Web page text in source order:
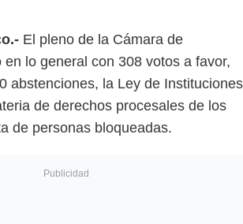
El pleno de la Cámara de
en lo general con 308 votos a favor,
abstenciones, la Ley de Instituciones
de derechos procesales de los
de personas bloqueadas.